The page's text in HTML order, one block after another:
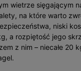
wietrze sięgającym
na które warto
niski
a rozpiętość jego
z nim – niecałe 20